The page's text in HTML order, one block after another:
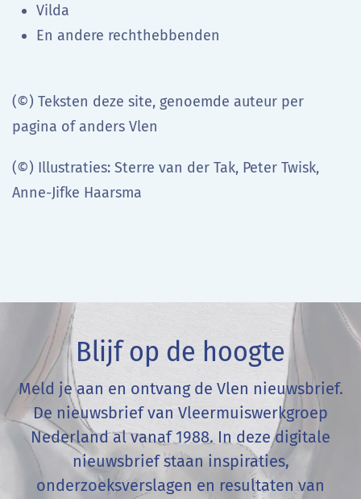
Vilda
En andere rechthebbenden
(©) Teksten deze site, genoemde auteur per
pagina of anders Vlen
(©) Illustraties: Sterre van der Tak, Peter Twisk,
Anne-Jifke Haarsma
Blijf op de hoogte
Meld je aan en ontvang de Vlen nieuwsbrief.
De nieuwsbrief van Vleermuiswerkgroep
Nederland al vanaf 1988. In deze digitale
nieuwsbrief staan inspiraties,
onderzoeksverslagen en resultaten van